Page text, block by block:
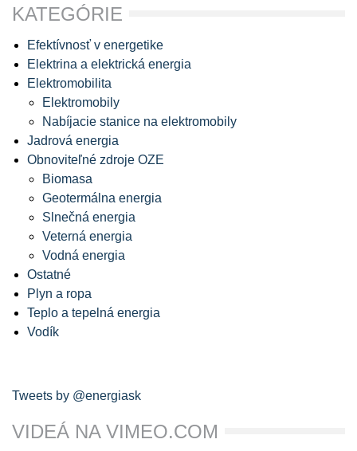
KATEGÓRIE
Efektívnosť v energetike
Elektrina a elektrická energia
Elektromobilita
Elektromobily
Nabíjacie stanice na elektromobily
Jadrová energia
Obnoviteľné zdroje OZE
Biomasa
Geotermálna energia
Slnečná energia
Veterná energia
Vodná energia
Ostatné
Plyn a ropa
Teplo a tepelná energia
Vodík
Tweets by @energiask
VIDEÁ NA VIMEO.COM